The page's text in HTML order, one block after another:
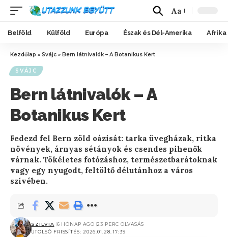
Aa
Belföld Külföld Európa Észak és Dél-Amerika Afrika
Kezdőlap » Svájc » Bern látnivalók – A Botanikus Kert
SVÁJC
Bern látnivalók – A
Botanikus Kert
Fedezd fel Bern zöld oázisát: tarka üvegházak, ritka
növények, árnyas sétányok és csendes pihenők
várnak. Tökéletes fotózáshoz, természetbarátoknak
vagy egy nyugodt, feltöltő délutánhoz a város
szívében.
UTOLSÓ FRISSÍTÉS: 2026.01.28. 17:39
SZILVIA 6 HÓNAP AGO 23 PERC OLVASÁS